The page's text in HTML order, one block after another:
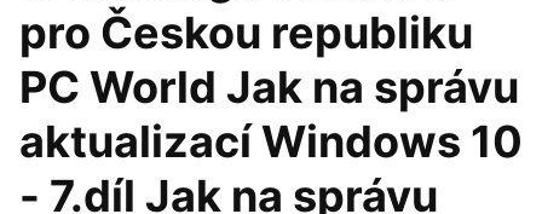
pro Českou republiku
PC World Jak na správu
aktualizací Windows 10
- 7.díl Jak na správu